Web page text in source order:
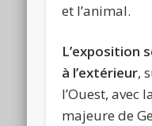
et l’animal.
L’exposition
à l’extérieur,
l’Ouest, avec
majeure de